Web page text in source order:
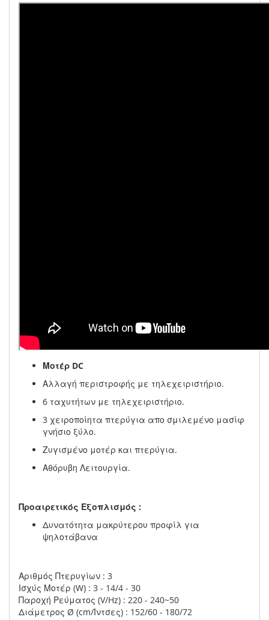
Μοτέρ DC
Αλλαγή περιστροφής με τηλεχειριστήριο.
6 ταχυτήτων με τηλεχειριστήριο.
3 χειροποίητα πτερύγια απο σμιλεμένο μασίφ
γνήσιο ξύλο.
Ζυγισμένο μοτέρ και πτερύγια.
Αθόρυβη Λειτουργία.
Προαιρετικός Εξοπλισμός :
Δυνατότητα μακρύτερου προφίλ για
ψηλοτάβανα
Αριθμός Πτερυγίων : 3
Ισχύς Μοτέρ (W) : 3 - 14/4 - 30
Παροχή Ρεύματος (V/Hz) : 220 - 240~50
Διάμετρος Ø (cm/Ίντσες) : 152/60 - 180/72